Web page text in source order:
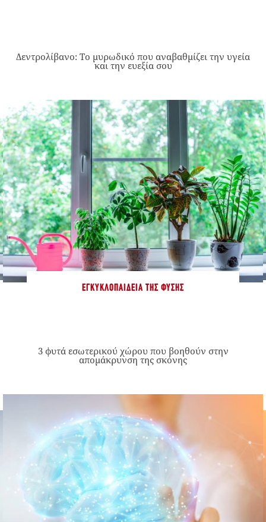
Δεντρολίβανο: Το μυρωδικό που αναβαθμίζει την υγεία
και την ευεξία σου
ΕΓΚΥΚΛΟΠΑΊΔΕΙΑ ΤΗΣ ΦΎΣΗΣ
3 φυτά εσωτερικού χώρου που βοηθούν στην
απομάκρυνση της σκόνης